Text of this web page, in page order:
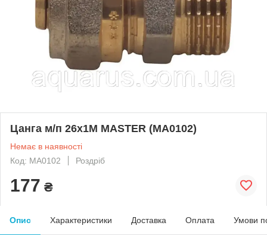
Цанга м/п 26x1M MASTER (MA0102)
Немає в наявності
Код: MA0102
Роздріб
177 ₴
Опис Характеристики Доставка Оплата Умови